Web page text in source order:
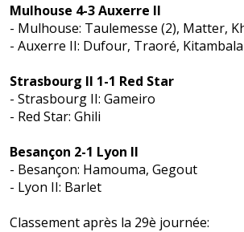
Mulhouse 4-3 Auxerre II
- Mulhouse: Taulemesse (2), Matter,
- Auxerre II: Dufour, Traoré, Kitambala
Strasbourg II 1-1 Red Star
- Strasbourg II: Gameiro
- Red Star: Ghili
Besançon 2-1 Lyon II
- Besançon: Hamouma, Gegout
- Lyon II: Barlet
Classement après la 29è journée: